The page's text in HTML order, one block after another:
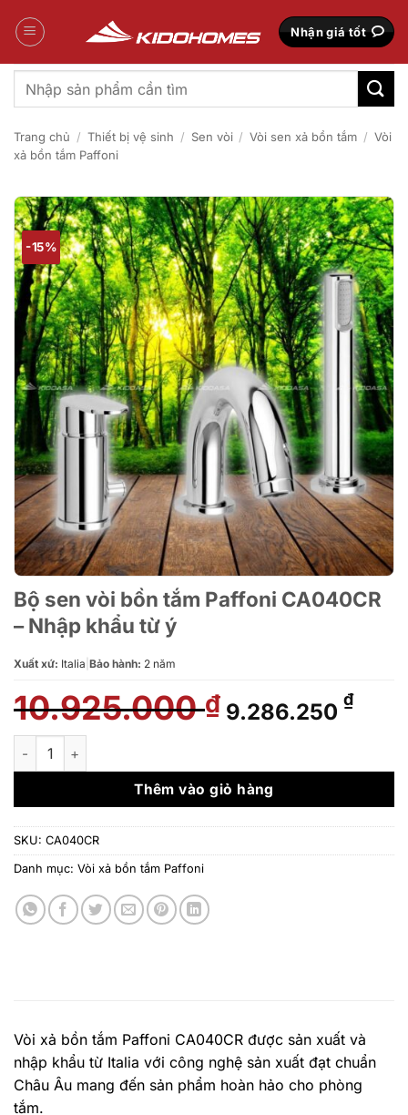
qua
Nhận giá tốt
Tìm
kiếm:
Trang chủ / Thiết bị vệ sinh / Sen vòi / Vòi sen xả bồn tắm / Vòi
xả bồn tắm Paffoni
-15%
Bộ sen vòi bồn tắm Paffoni CA040CR
– Nhập khẩu từ ý
Xuất xứ: Italia Bảo hành: 2 năm
10.925.000₫ Giá
gốc
10.925.000 ₫.
9.286.250 ₫Giá
là:
Bộ sen vòi bồn tắm Paffoni CA040CR - Nhập khẩu từ ý số
Thêm vào giỏ hàng
SKU: CA040CR
Danh mục: Vòi xả bồn tắm Paffoni
Vòi xả bồn tắm Paffoni CA040CR được sản xuất và
nhập khẩu từ Italia với công nghệ sản xuất đạt chuẩn
Châu Âu mang đến sản phẩm hoàn hảo cho phòng
tắm.